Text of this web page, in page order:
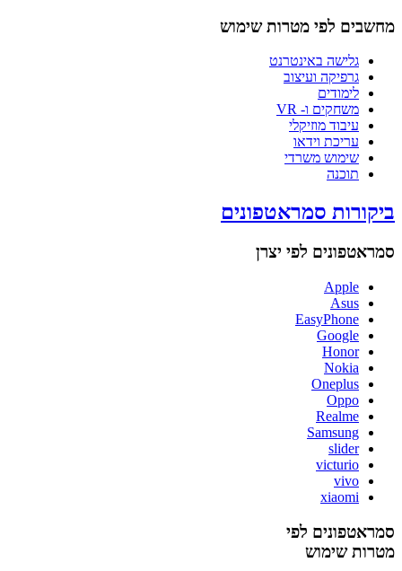
מחשבים לפי מטרות שימוש
גלישה באינטרנט
גרפיקה ועיצוב
לימודים
משחקים ו- VR
עיבוד מוזיקלי
עריכת וידאו
שימוש משרדי
תוכנה
ביקורות סמראטפונים
סמראטפונים לפי יצרן
Apple
Asus
EasyPhone
Google
Honor
Nokia
Oneplus
Oppo
Realme
Samsung
slider
victurio
vivo
xiaomi
סמראטפונים לפי
מטרות שימוש